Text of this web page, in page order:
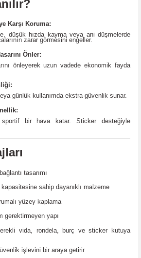
Karşı Koruma:
düşük hızda kayma veya ani düşmelerde
zarar görmesini engeller.
Önler:
önleyerek uzun vadede ekonomik fayda
günlük kullanımda ekstra güvenlik sunar.
sportif bir hava katar. Sticker desteğiyle
tasarımı
sahip dayanıklı malzeme
yüzey kaplama
gerektirmeyen yapı
vida, rondela, burç ve sticker kutuya
işlevini bir araya getirir